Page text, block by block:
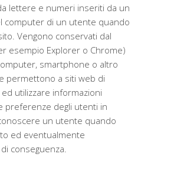
lettere e numeri inseriti da un
computer di un utente quando
Vengono conservati dal
esempio Explorer o Chrome)
smartphone o altro
permettono a siti web di
utilizzare informazioni
preferenze degli utenti in
un utente quando
ed eventualmente
conseguenza.